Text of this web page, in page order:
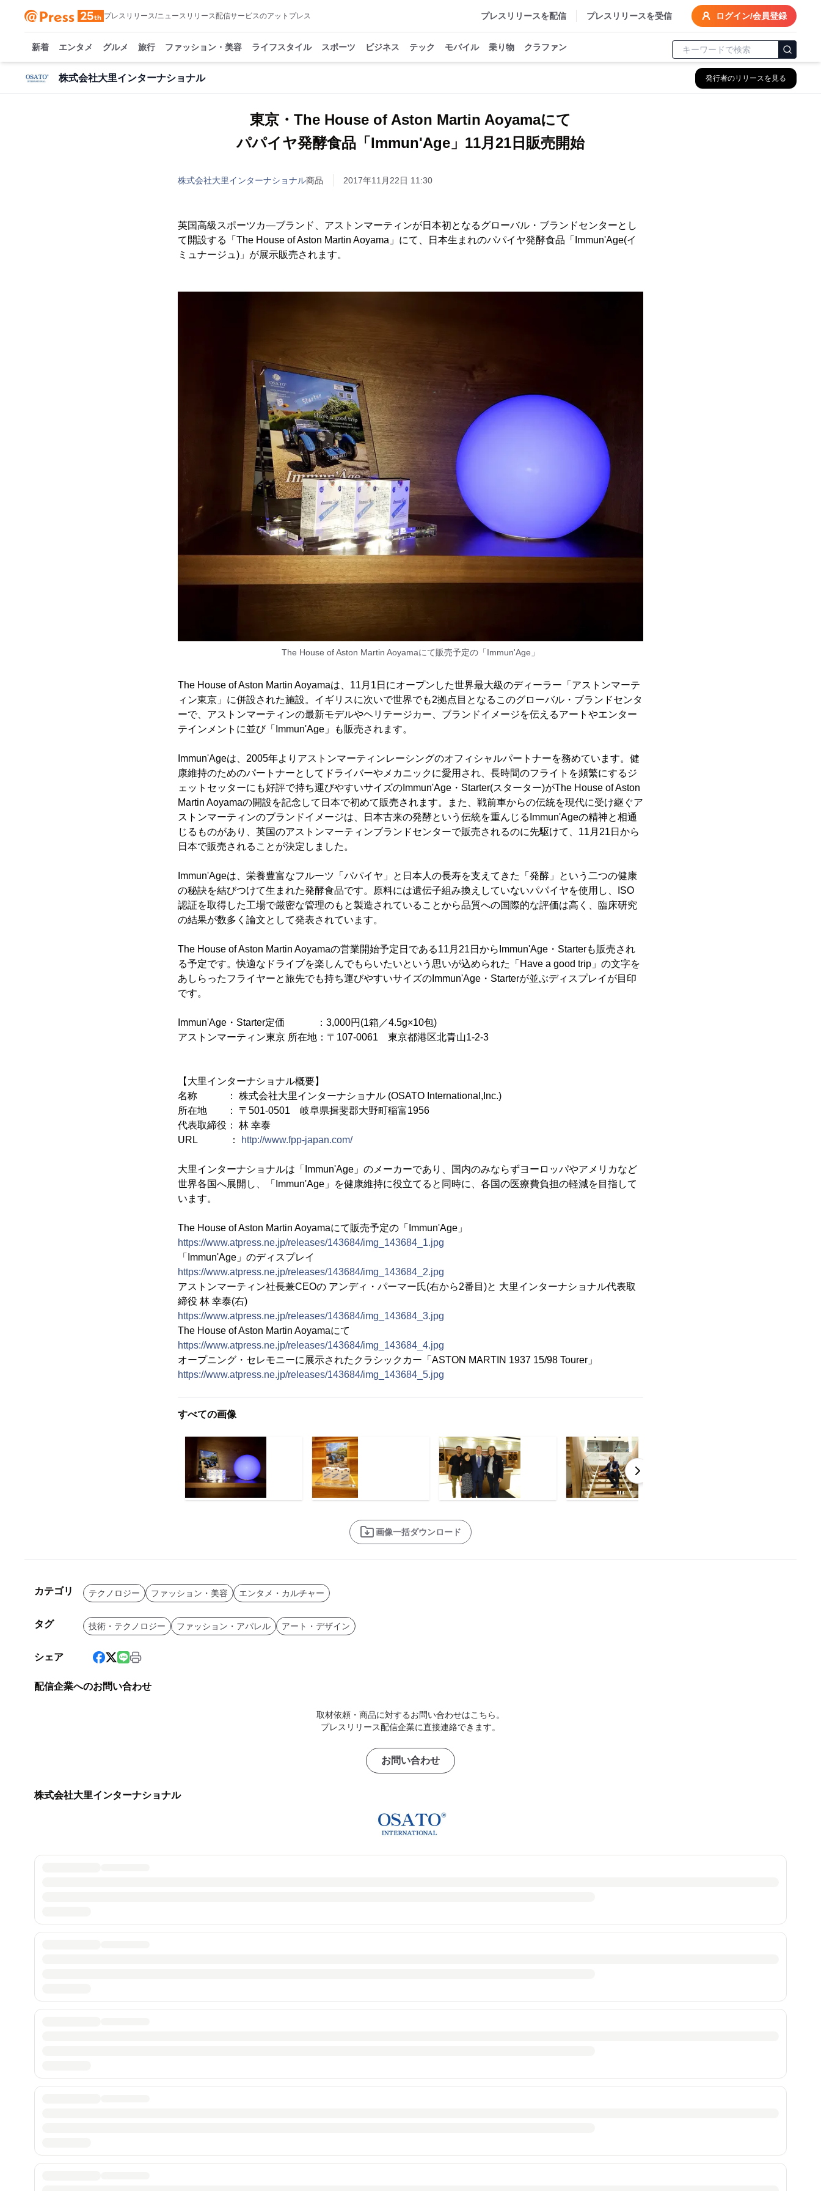
プレスリリース/ニュースリリース配信サービスのアットプレス プレスリリースを配信 プレスリリースを受信 ログイン/会員登録
新着 エンタメ グルメ 旅行 ファッション・美容 ライフスタイル スポーツ ビジネス テック モバイル 乗り物 クラファン
株式会社大里インターナショナル 発行者のリリースを見る
東京・The House of Aston Martin Aoyamaにて
パパイヤ発酵食品「Immun'Age」11月21日販売開始
株式会社大里インターナショナル商品 2017年11月22日 11:30
英国高級スポーツカ―ブランド、アストンマーティンが日本初となるグローバル・ブランドセンターとし
て開設する「The House of Aston Martin Aoyama」にて、日本生まれのパパイヤ発酵食品「Immun'Age(イ
ミュナージュ)」が展示販売されます。
The House of Aston Martin Aoyamaにて販売予定の「Immun'Age」
The House of Aston Martin Aoyamaは、11月1日にオープンした世界最大級のディーラー「アストンマーテ
ィン東京」に併設された施設。イギリスに次いで世界でも2拠点目となるこのグローバル・ブランドセンタ
ーで、アストンマーティンの最新モデルやヘリテージカー、ブランドイメージを伝えるアートやエンター
テインメントに並び「Immun'Age」も販売されます。
Immun'Ageは、2005年よりアストンマーティンレーシングのオフィシャルパートナーを務めています。健
康維持のためのパートナーとしてドライバーやメカニックに愛用され、長時間のフライトを頻繁にするジ
ェットセッターにも好評で持ち運びやすいサイズのImmun'Age・Starter(スターター)がThe House of Aston
Martin Aoyamaの開設を記念して日本で初めて販売されます。また、戦前車からの伝統を現代に受け継ぐア
ストンマーティンのブランドイメージは、日本古来の発酵という伝統を重んじるImmun'Ageの精神と相通
じるものがあり、英国のアストンマーティンブランドセンターで販売されるのに先駆けて、11月21日から
日本で販売されることが決定しました。
Immun'Ageは、栄養豊富なフルーツ「パパイヤ」と日本人の長寿を支えてきた「発酵」という二つの健康
の秘訣を結びつけて生まれた発酵食品です。原料には遺伝子組み換えしていないパパイヤを使用し、ISO
認証を取得した工場で厳密な管理のもと製造されていることから品質への国際的な評価は高く、臨床研究
の結果が数多く論文として発表されています。
The House of Aston Martin Aoyamaの営業開始予定日である11月21日からImmun'Age・Starterも販売され
る予定です。快適なドライブを楽しんでもらいたいという思いが込められた「Have a good trip」の文字を
あしらったフライヤーと旅先でも持ち運びやすいサイズのImmun'Age・Starterが並ぶディスプレイが目印
です。
Immun'Age・Starter定価 ：3,000円(1箱／4.5g×10包)
アストンマーティン東京 所在地：〒107-0061 東京都港区北青山1-2-3
【大里インターナショナル概要】
名称 ： 株式会社大里インターナショナル (OSATO International,Inc.)
所在地 ： 〒501-0501 岐阜県揖斐郡大野町稲富1956
代表取締役： 林 幸泰
URL ：
http://www.fpp-japan.com/
大里インターナショナルは「Immun'Age」のメーカーであり、国内のみならずヨーロッパやアメリカなど
世界各国へ展開し、「Immun'Age」を健康維持に役立てると同時に、各国の医療費負担の軽減を目指して
います。
The House of Aston Martin Aoyamaにて販売予定の「Immun'Age」
https://www.atpress.ne.jp/releases/143684/img_143684_1.jpg
「Immun'Age」のディスプレイ
https://www.atpress.ne.jp/releases/143684/img_143684_2.jpg
アストンマーティン社長兼CEOの アンディ・パーマー氏(右から2番目)と 大里インターナショナル代表取
締役 林 幸泰(右)
https://www.atpress.ne.jp/releases/143684/img_143684_3.jpg
The House of Aston Martin Aoyamaにて
https://www.atpress.ne.jp/releases/143684/img_143684_4.jpg
オープニング・セレモニーに展示されたクラシックカー「ASTON MARTIN 1937 15/98 Tourer」
https://www.atpress.ne.jp/releases/143684/img_143684_5.jpg
すべての画像
画像一括ダウンロード
カテゴリ テクノロジー ファッション・美容 エンタメ・カルチャー
タグ 技術・テクノロジー ファッション・アパレル アート・デザイン
シェア
配信企業へのお問い合わせ
取材依頼・商品に対するお問い合わせはこちら。
プレスリリース配信企業に直接連絡できます。
お問い合わせ
株式会社大里インターナショナル